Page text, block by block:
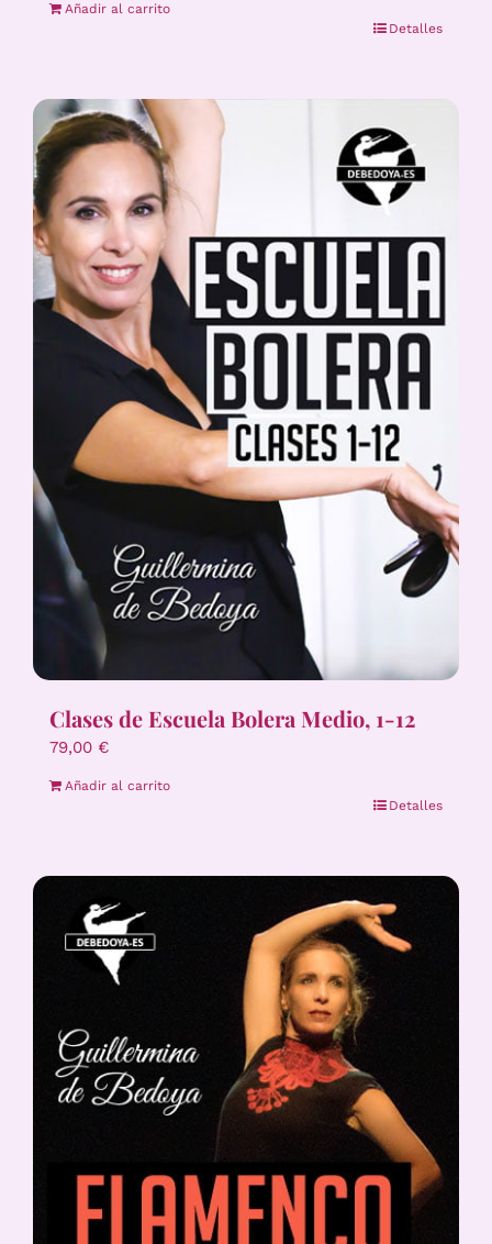
Añadir al carrito
Detalles
Clases de Escuela Bolera Medio, 1-12
79,00 €
Añadir al carrito
Detalles